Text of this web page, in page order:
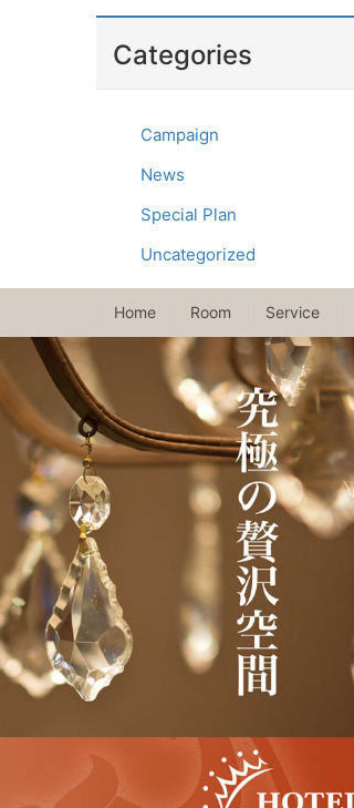
Categories
Campaign
News
Special Plan
Uncategorized
Home Room Service